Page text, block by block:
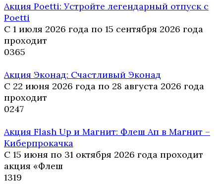
Акция Poetti: Устройте легендарный отпуск с
Poetti
С 1 июля 2026 года по 15 сентября 2026 года
проходит
0365
Акция Эконад: Счастливый Эконад
С 22 июня 2026 года по 28 августа 2026 года
проходит
0247
Акция Flash Up и Магнит: Флеш Ап в Магнит –
Киберпрокачка
С 15 июня по 31 октября 2026 года проходит
акция «Флеш
1319